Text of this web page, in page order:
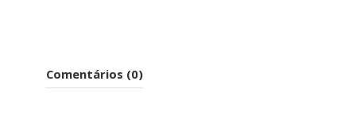
Comentários (0)